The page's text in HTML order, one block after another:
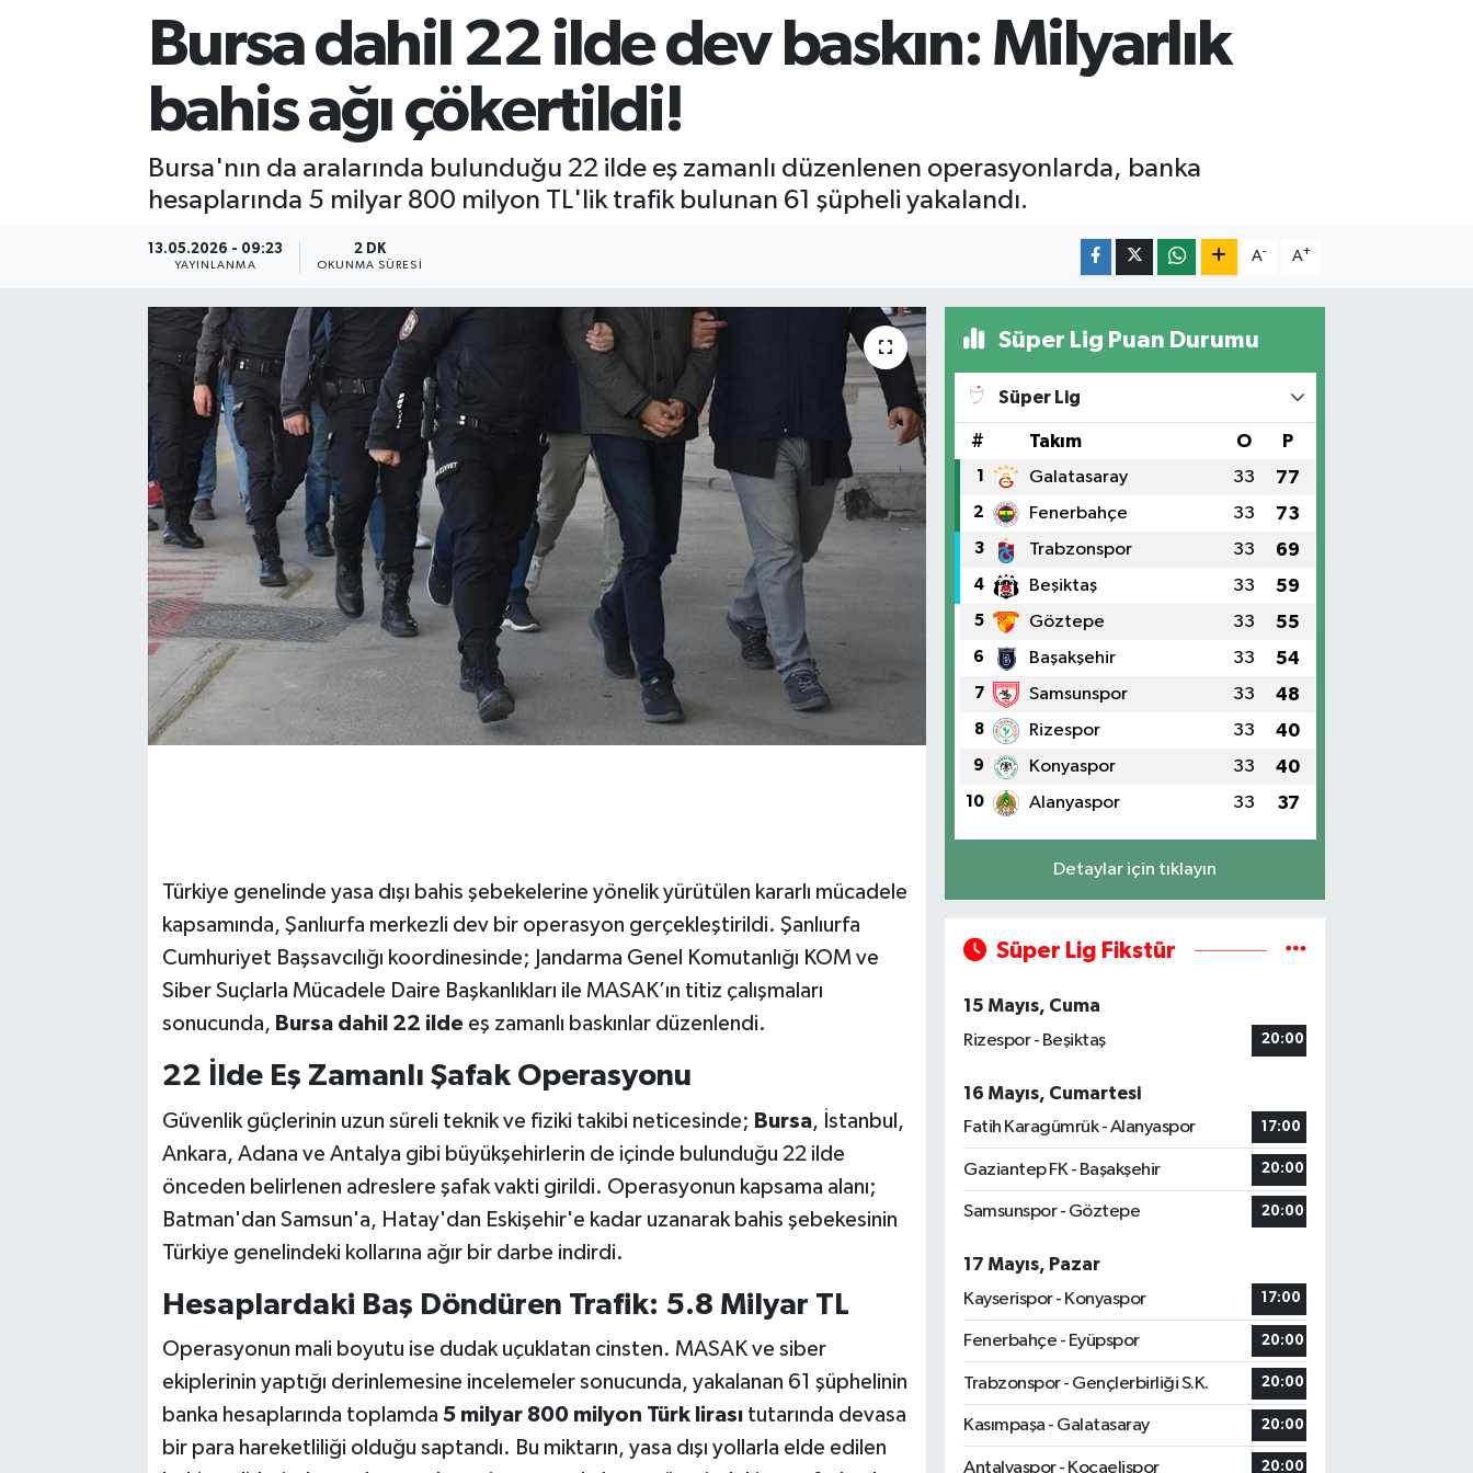
Bursa dahil 22 ilde dev baskın: Milyarlık
bahis ağı çökertildi!
Bursa'nın da aralarında bulunduğu 22 ilde eş zamanlı düzenlenen operasyonlarda, banka
hesaplarında 5 milyar 800 milyon TL'lik trafik bulunan 61 şüpheli yakalandı.
13.05.2026 - 09:23
YAYINLANMA
2 DK
OKUNMA SÜRESI
A- A+
Türkiye genelinde yasa dışı bahis şebekelerine yönelik yürütülen kararlı mücadele
kapsamında, Şanlıurfa merkezli dev bir operasyon gerçekleştirildi. Şanlıurfa
Cumhuriyet Başsavcılığı koordinesinde; Jandarma Genel Komutanlığı KOM ve
Siber Suçlarla Mücadele Daire Başkanlıkları ile MASAK’ın titiz çalışmaları
sonucunda, Bursa dahil 22 ildeeş zamanlı baskınlar düzenlendi.
22 İlde Eş Zamanlı Şafak Operasyonu
Güvenlik güçlerinin uzun süreli teknik ve fiziki takibi neticesinde; Bursa, İstanbul,
Ankara, Adana ve Antalya gibi büyükşehirlerin de içinde bulunduğu 22 ilde
önceden belirlenen adreslere şafak vakti girildi. Operasyonun kapsama alanı;
Batman'dan Samsun'a, Hatay'dan Eskişehir'e kadar uzanarak bahis şebekesinin
Türkiye genelindeki kollarına ağır bir darbe indirdi.
Hesaplardaki Baş Döndüren Trafik: 5.8 Milyar TL
Operasyonun mali boyutu ise dudak uçuklatan cinsten. MASAK ve siber
ekiplerinin yaptığı derinlemesine incelemeler sonucunda, yakalanan 61 şüphelinin
banka hesaplarında toplamda 5 milyar 800 milyon Türk lirasıtutarında devasa
bir para hareketliliği olduğu saptandı. Bu miktarın, yasa dışı yollarla elde edilen
Süper Lig Puan Durumu
Süper Lig
# Takım O P
1 Galatasaray 33 77
2 Fenerbahçe 33 73
3 Trabzonspor 33 69
4 Beşiktaş 33 59
5 Göztepe 33 55
6 Başakşehir 33 54
7 Samsunspor 33 48
8 Rizespor 33 40
9 Konyaspor 33 40
10 Alanyaspor 33 37
Detaylar için tıklayın
Süper Lig Fikstür
15 Mayıs, Cuma
Rizespor - Beşiktaş
20:00
16 Mayıs, Cumartesi
Fatih Karagümrük - Alanyaspor
17:00
Gaziantep FK - Başakşehir 20:00
Samsunspor - Göztepe 20:00
17 Mayıs, Pazar
Kayserispor - Konyaspor
17:00
Fenerbahçe - Eyüpspor 20:00
Trabzonspor - Gençlerbirliği S.K. 20:00
Kasımpaşa - Galatasaray 20:00
Antalyaspor - Kocaelispor 20:00